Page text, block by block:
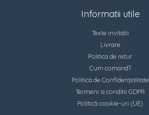
Informatii utile
Texte invitatii
Livrare
Politica de retur
Cum comand?
Politica de Confidențialitate
Termeni si conditii GDPR
Politică cookie-uri (UE)